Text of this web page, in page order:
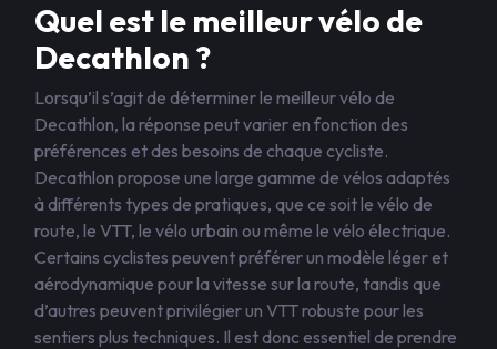
Quel est le meilleur vélo de
Decathlon ?
Lorsqu’il s’agit de déterminer le meilleur vélo de
Decathlon, la réponse peut varier en fonction des
préférences et des besoins de chaque cycliste.
Decathlon propose une large gamme de vélos adaptés
à différents types de pratiques, que ce soit le vélo de
route, le VTT, le vélo urbain ou même le vélo électrique.
Certains cyclistes peuvent préférer un modèle léger et
aérodynamique pour la vitesse sur la route, tandis que
d’autres peuvent privilégier un VTT robuste pour les
sentiers plus techniques. Il est donc essentiel de prendre